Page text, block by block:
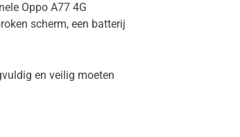
Oppo A77 4G
scherm, een batterij
en veilig moeten